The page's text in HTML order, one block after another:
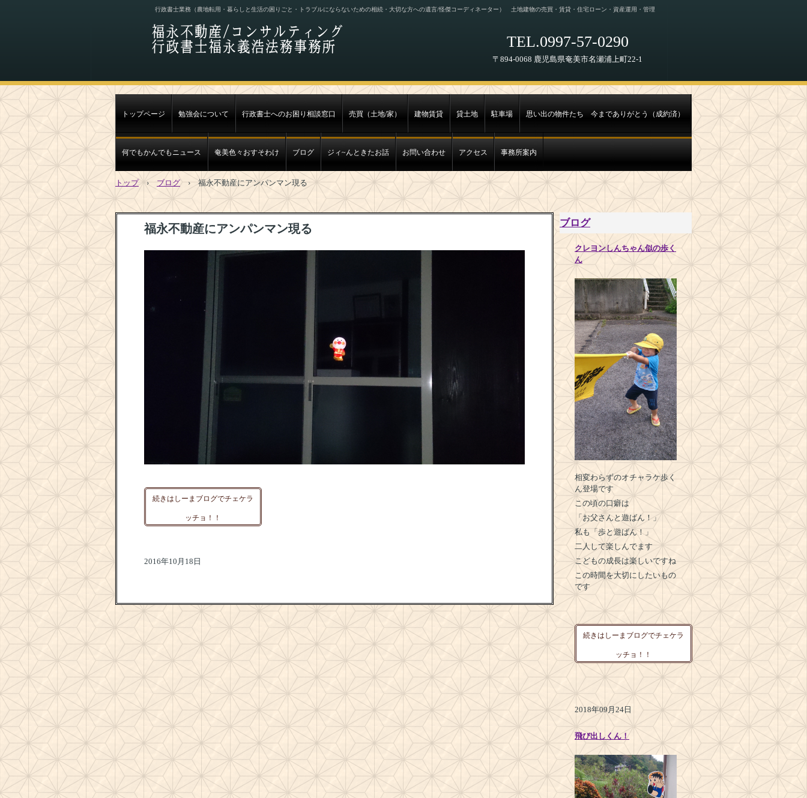
行政書士業務（農地転用・暮らしと生活の困りごと・トラブルにならないための相続・大切な方への遺言/怪傑コーディネーター） 土地建物の売買・賃貸・住宅ローン・資産運用・管理
TEL.0997-57-0290
〒894-0068 鹿児島県奄美市名瀬浦上町22-1
トップページ 勉強会について 行政書士へのお困り相談窓口 売買（土地/家） 建物賃貸 貸土地 駐車場 思い出の物件たち 今までありがとう（成約済）
何でもかんでもニュース 奄美色々おすそわけ ブログ ジィ~んときたお話 お問い合わせ アクセス 事務所案内
トップ › ブログ › 福永不動産にアンパンマン現る
福永不動産にアンパンマン現る
続きはしーまブログでチェケラ
ッチョ！！
2016年10月18日
ブログ
クレヨンしんちゃん似の歩く
ん
相変わらずのオチャラケ歩く
ん登場です
この頃の口癖は
「お父さんと遊ばん！」
私も「歩と遊ばん！」
二人して楽しんでます
こどもの成長は楽しいですね
この時間を大切にしたいもの
です
続きはしーまブログでチェケラ
ッチョ！！
2018年09月24日
飛び出しくん！